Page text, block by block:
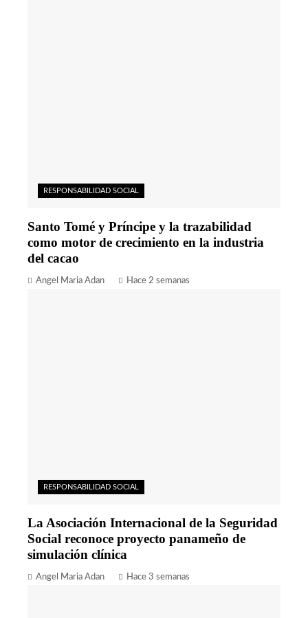
RESPONSABILIDAD SOCIAL
Santo Tomé y Príncipe y la trazabilidad
como motor de crecimiento en la industria
del cacao
Angel Maria Adan Hace 2 semanas
RESPONSABILIDAD SOCIAL
La Asociación Internacional de la Seguridad
Social reconoce proyecto panameño de
simulación clínica
Angel Maria Adan Hace 3 semanas